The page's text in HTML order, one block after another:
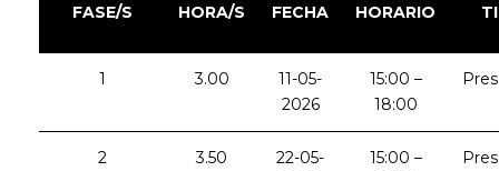
FASE/S HORA/S FECHA HORARIO
1 3.00
11-05-
2026
15:00 –
18:00
2 3.50
22-05-
15:00 –